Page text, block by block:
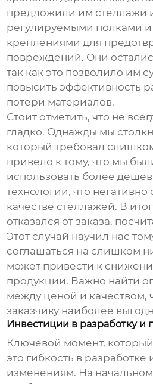
предложили им стеллажи
регулируемыми полками
креплениями для
повреждений. Они
так как это позволило им
повысить эффективность
потери материалов.
Стоит отметить, что не
гладко. Однажды мы
который требовал
привело к тому, что мы
использовать более
технологии, что негативно
качестве стеллажей. В
отказался от заказа,
Этот случай научил нас
соглашаться на слишком
может привести к
продукции. Важно найти
между ценой и качеством,
заказчику наиболее
Инвестиции в разработку и
Ключевой момент,
это гибкость в разработке
изменениям. На начальном